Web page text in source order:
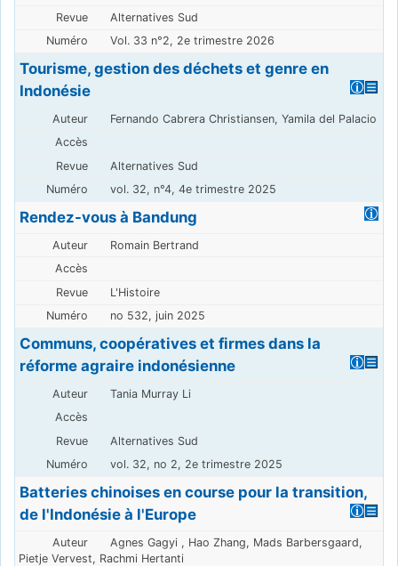
Alternatives Sud
Vol. 33 n°2, 2e trimestre 2026
Tourisme, gestion des déchets et genre en
Indonésie
Fernando Cabrera Christiansen, Yamila del Palacio
Alternatives Sud
vol. 32, n°4, 4e trimestre 2025
Rendez-vous à Bandung
Romain Bertrand
L'Histoire
no 532, juin 2025
Communs, coopératives et firmes dans la
réforme agraire indonésienne
Tania Murray Li
Alternatives Sud
vol. 32, no 2, 2e trimestre 2025
Batteries chinoises en course pour la transition,
de l'Indonésie à l'Europe
Agnes Gagyi , Hao Zhang, Mads Barbersgaard,
Pietje Vervest, Rachmi Hertanti